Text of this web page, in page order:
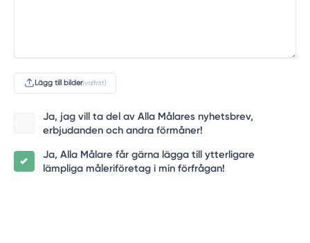
Lägg till bilder(valfritt)
Ja, jag vill ta del av Alla Målares nyhetsbrev,
erbjudanden och andra förmåner!
Ja, Alla Målare får gärna lägga till ytterligare
lämpliga måleriföretag i min förfrågan!